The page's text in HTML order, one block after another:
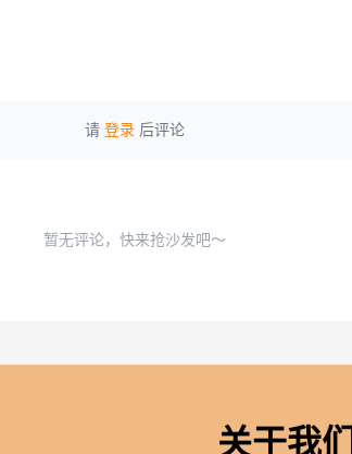
请 登录 后评论
暂无评论，快来抢沙发吧～
关于我们